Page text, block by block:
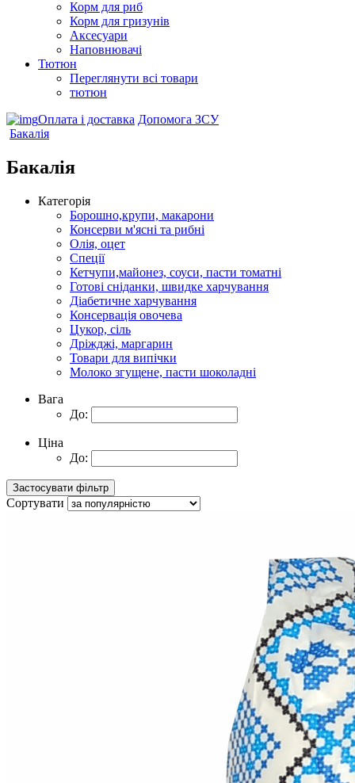
Корм для риб
Корм для гризунів
Аксесуари
Наповнювачі
Тютюн
Переглянути всі товари
тютюн
Оплата і доставка Допомога ЗСУ
Бакалія
Бакалія
Категорія
Борошно,крупи, макарони
Консерви м'ясні та рибні
Олія, оцет
Спеції
Кетчупи,майонез, соуси, пасти томатні
Готові сніданки, швидке харчування
Діабетичне харчування
Консервація овочева
Цукор, сіль
Дріжджі, маргарин
Товари для випічки
Молоко згущене, пасти шоколадні
Вага
До:
Ціна
До:
Сортувати